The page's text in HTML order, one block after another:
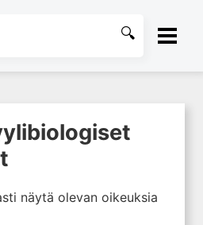
KIRJASTO
näytä olevan oikeuksia